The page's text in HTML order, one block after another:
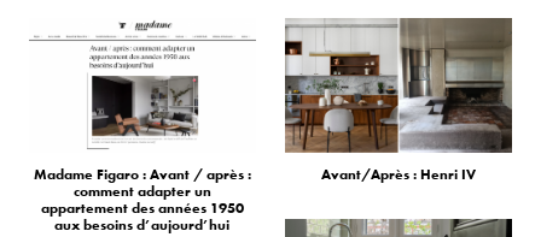
Madame Figaro : Avant / après :
comment adapter un
appartement des années 1950
aux besoins d’aujourd’hui
Avant/Après : Henri IV